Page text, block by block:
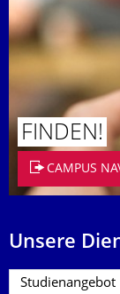
FINDEN!
CAMPUS
Unsere